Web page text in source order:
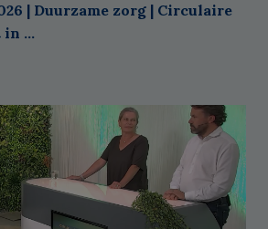
| Duurzame zorg | Circulaire
...